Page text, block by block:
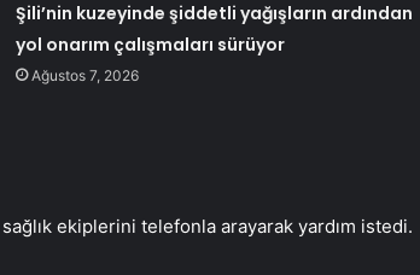
Şili’nin kuzeyinde şiddetli yağışların ardından
yol onarım çalışmaları sürüyor
Ağustos 7, 2026
ekiplerini telefonla arayarak yardım istedi.